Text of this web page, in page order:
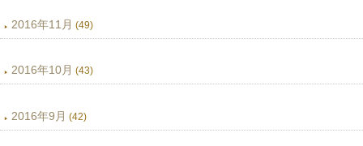
2016年11月 (49)
2016年10月 (43)
2016年9月 (42)